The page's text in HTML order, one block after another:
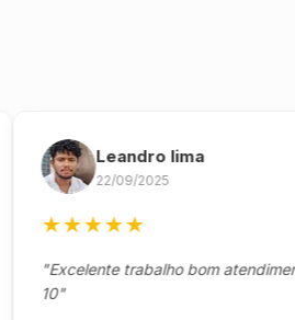
Leandro lima
22/09/2025
★★★
"Excelente trabalho bom atendimento